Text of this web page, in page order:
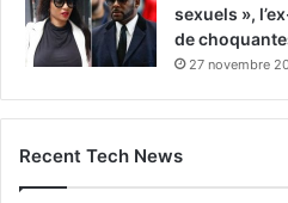
sexuels »,
de
27 novembre
Recent Tech News